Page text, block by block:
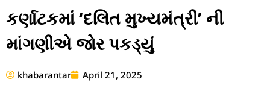
કર્ણાટકમાં ‘દલિત મુખ્યમંત્રી’ ની
માંગણીએ જોર પકડ્યું
khabarantar April 21, 2025